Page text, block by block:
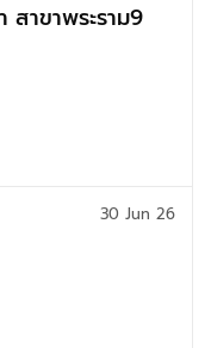
สาขาพระราม9
30 Jun 26